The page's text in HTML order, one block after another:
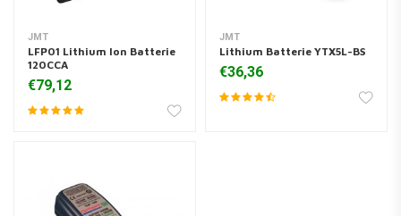
JMT
LFP01 Lithium Ion Batterie
120CCA
€79,12
JMT
Lithium Batterie YTX5L-BS
€36,36